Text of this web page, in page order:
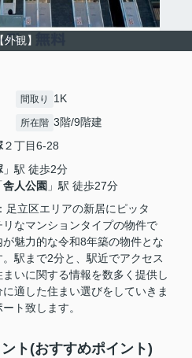
【外観】
間取り 1K
所在階 3階/9階建
２丁目6-28
」駅 徒歩2分
舎人公園 」駅 徒歩27分
足立区エリアの新居にピッタ
リなマンションタイプの物件で
魅力的な令和8年築の物件とな
駅まで2分と、駅近でアクセス
いに関する情報を数多く提供し
適した住まい選びをしていきま
ト致します。
ト(おすすめポイント)